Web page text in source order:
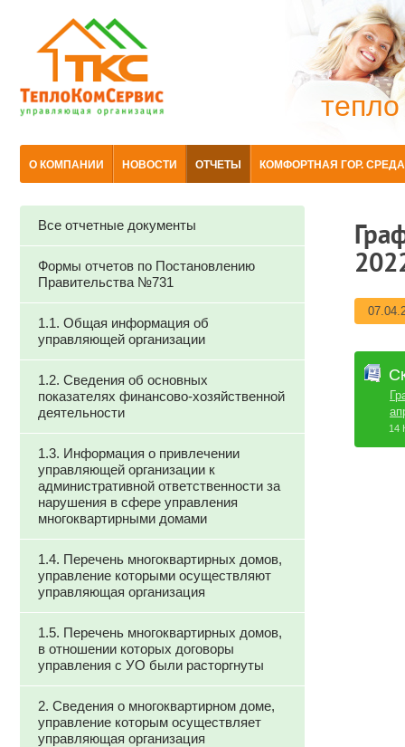
тепло
О КОМПАНИИ НОВОСТИ ОТЧЕТЫ КОМФОРТНАЯ ГОР. СРЕДА
14
Все отчетные документы
Формы отчетов по Постановлению
Правительства №731
1.1. Общая информация об
управляющей организации
1.2. Сведения об основных
показателях финансово-хозяйственной
деятельности
1.3. Информация о привлечении
управляющей организации к
административной ответственности за
нарушения в сфере управления
многоквартирными домами
1.4. Перечень многоквартирных домов,
управление которыми осуществляют
управляющая организация
1.5. Перечень многоквартирных домов,
в отношении которых договоры
управления с УО были расторгнуты
2. Сведения о многоквартирном доме,
управление которым осуществляет
управляющая организация